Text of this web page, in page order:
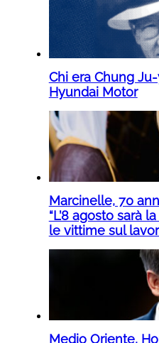
Chi era Chung
Hyundai Motor
Marcinelle, 70
“L’8 agosto sarà
le vittime sul
Medio Oriente,